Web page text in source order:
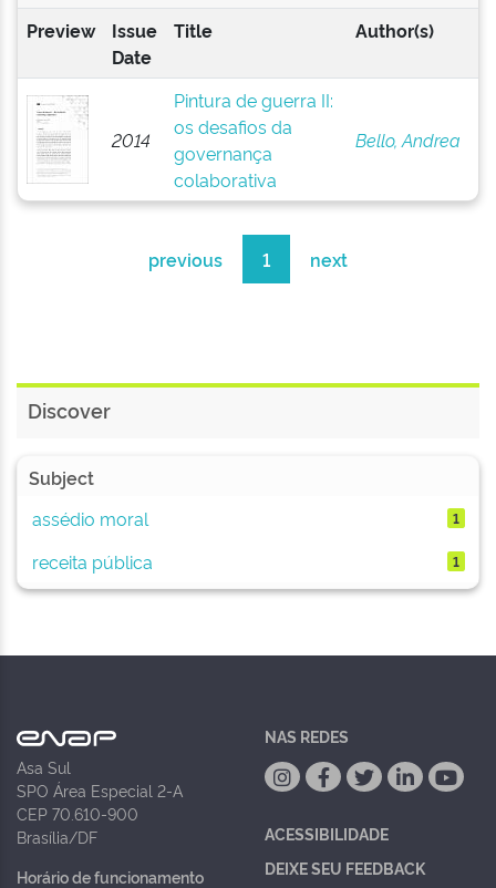
Preview
Issue
Date
Title Author(s)
2014
Pintura de guerra II:
os desafios da
governança
colaborativa
Bello, Andrea
previous 1 next
Discover
Subject
assédio moral
1
receita pública 1
Asa Sul
SPO Área Especial 2-A
CEP 70.610-900
Brasília/DF
Horário de funcionamento
NAS REDES
ACESSIBILIDADE
DEIXE SEU FEEDBACK